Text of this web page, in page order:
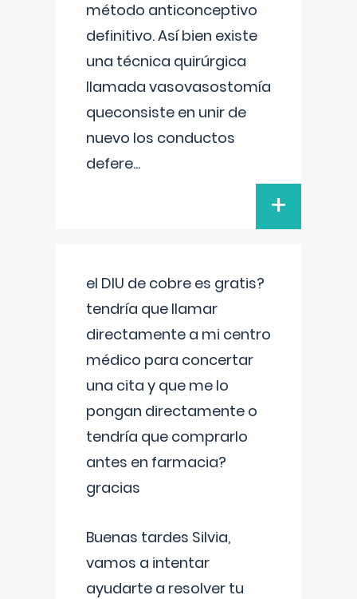
método anticonceptivo
definitivo. Así bien existe
una técnica quirúrgica
llamada vasovasostomía
queconsiste en unir de
nuevo los conductos
defere...
+
el DIU de cobre es gratis?
tendría que llamar
directamente a mi centro
médico para concertar
una cita y que me lo
pongan directamente o
tendría que comprarlo
antes en farmacia?
gracias
Buenas tardes Silvia,
vamos a intentar
ayudarte a resolver tu